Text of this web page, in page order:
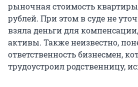
рыночная стоимость
рублей. При этом в суде не
взяла деньги для
активы. Также неизвестно,
ответственность бизнесмен,
трудоустроил родственницу,